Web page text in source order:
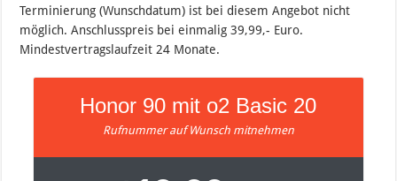
Terminierung (Wunschdatum) ist bei diesem Angebot nicht
möglich. Anschlusspreis bei einmalig 39,99,- Euro.
Mindestvertragslaufzeit 24 Monate.
Honor 90 mit o2 Basic 20
Rufnummer auf Wunsch mitnehmen